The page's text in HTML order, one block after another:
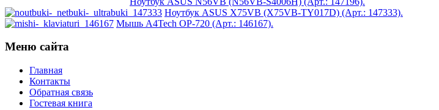
Revoltec
(2)
Rim2000
Roccat(2)
Samsung
Senkatel
Solarwind
Sony
Speed-link(2)
Steelseries(13)
Ноутбук ASUS X75VB (X75VB-TY017D) (Арт.: 147333).
Мышь A4Tech OP-720 (Арт.: 146167).
Меню сайта
Главная
Контакты
Обратная связь
Гостевая книга